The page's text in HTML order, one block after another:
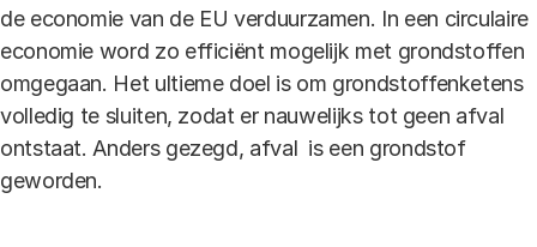
de economie van de EU verduurzamen. In een circulaire
economie word zo efficiënt mogelijk met grondstoffen
omgegaan. Het ultieme doel is om grondstoffenketens
volledig te sluiten, zodat er nauwelijks tot geen afval
ontstaat. Anders gezegd, afval is een grondstof
geworden.